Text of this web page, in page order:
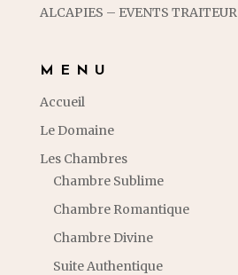
ALCAPIES – EVENTS TRAITEUR
MENU
Accueil
Le Domaine
Les Chambres
Chambre Sublime
Chambre Romantique
Chambre Divine
Suite Authentique